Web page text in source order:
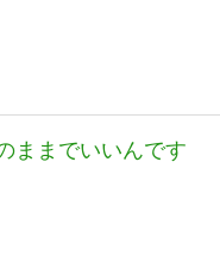
ままでいいんです